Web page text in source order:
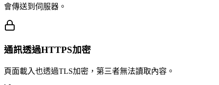
會傳送到伺服器。
通訊透過HTTPS加密
頁面載入也透過TLS加密，第三者無法讀取內容。